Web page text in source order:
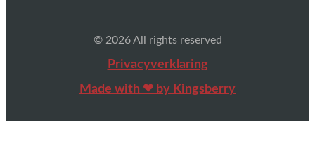
© 2026 All rights reserved
Privacyverklaring
Made with ❤ by Kingsberry